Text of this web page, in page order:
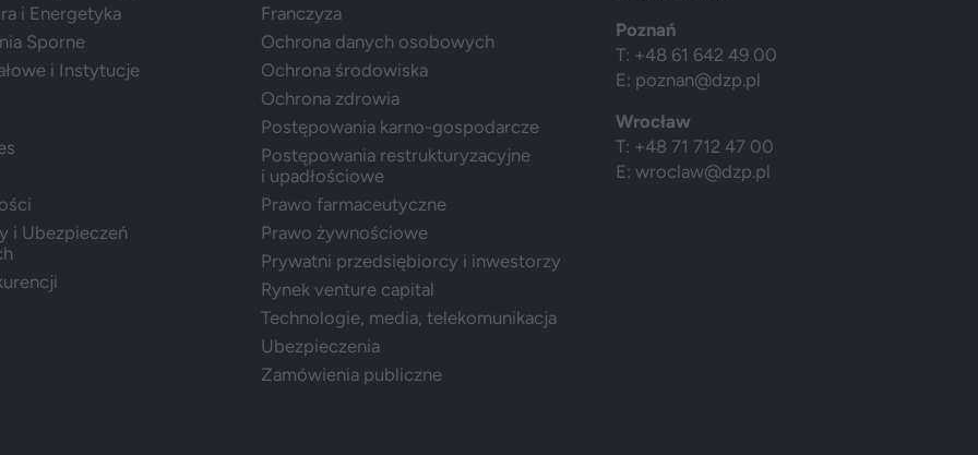
i Energetyka
Sporne
i Instytucje
i Ubezpieczeń
Franczyza
Ochrona danych osobowych
Ochrona środowiska
Ochrona zdrowia
Postępowania karno-gospodarcze
Postępowania restrukturyzacyjne
i upadłościowe
Prawo farmaceutyczne
Prawo żywnościowe
Prywatni przedsiębiorcy i inwestorzy
Rynek venture capital
Technologie, media, telekomunikacja
Ubezpieczenia
Zamówienia publiczne
Poznań
T: +48 61 642 49 00
E: poznan@dzp.pl
Wrocław
T: +48 71 712 47 00
E: wroclaw@dzp.pl